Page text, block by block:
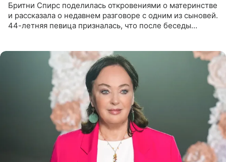
Бритни Спирс поделилась откровениями о материнстве
и рассказала о недавнем разговоре с одним из сыновей.
44-летняя певица призналась, что после беседы